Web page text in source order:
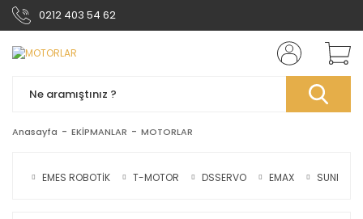
0212 403 54 62
Anasayfa EKİPMANLAR MOTORLAR
EMES ROBOTİK T-MOTOR DSSERVO EMAX